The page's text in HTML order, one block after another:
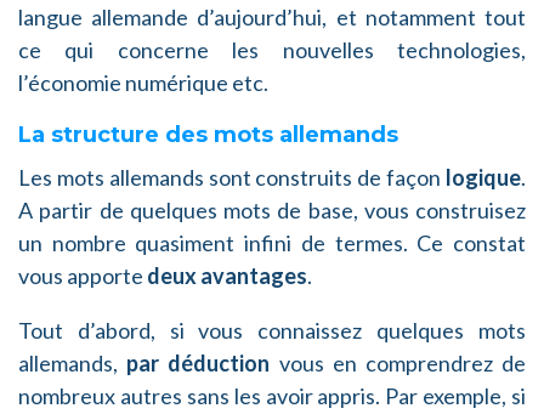
langue allemande d’aujourd’hui, et notamment tout
ce qui concerne les nouvelles technologies,
l’économie numérique etc.
La structure des mots allemands
Les mots allemands sont construits de façon logique.
A partir de quelques mots de base, vous construisez
un nombre quasiment infini de termes. Ce constat
vous apporte deux avantages.
Tout d’abord, si vous connaissez quelques mots
allemands, par déduction vous en comprendrez de
nombreux autres sans les avoir appris. Par exemple, si